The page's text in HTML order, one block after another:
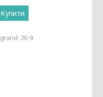
Купити
grand-26-9